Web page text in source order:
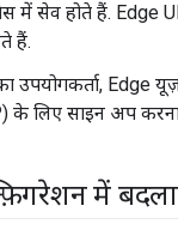
में सेव होते हैं. Edge
हैं.
उपयोगकर्ता,
लिए साइन अप करना
में